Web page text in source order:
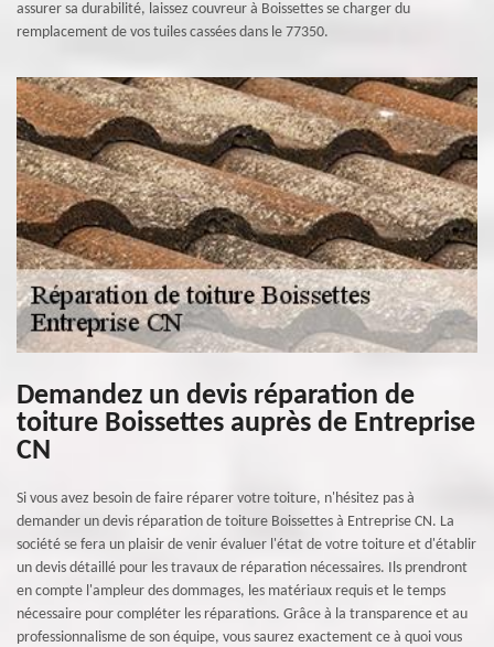
assurer sa durabilité, laissez couvreur à Boissettes se charger du
remplacement de vos tuiles cassées dans le 77350.
Demandez un devis réparation de
toiture Boissettes auprès de Entreprise
CN
Si vous avez besoin de faire réparer votre toiture, n'hésitez pas à
demander un devis réparation de toiture Boissettes à Entreprise CN. La
société se fera un plaisir de venir évaluer l'état de votre toiture et d'établir
un devis détaillé pour les travaux de réparation nécessaires. Ils prendront
en compte l'ampleur des dommages, les matériaux requis et le temps
nécessaire pour compléter les réparations. Grâce à la transparence et au
professionnalisme de son équipe, vous saurez exactement ce à quoi vous